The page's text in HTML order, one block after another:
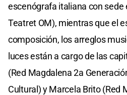
escenógrafa italiana con sede
Teatret OM), mientras que el
composición, los arreglos
luces están a cargo de las
(Red Magdalena 2a
Cultural) y Marcela Brito (Red